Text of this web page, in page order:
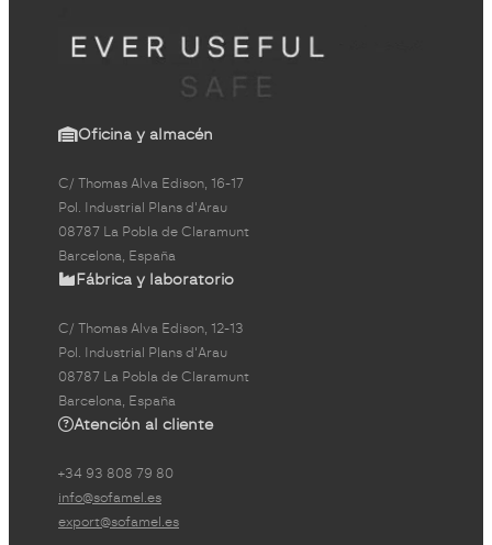
Oficina y almacén
C/ Thomas Alva Edison, 16-17
Pol. Industrial Plans d'Arau
08787 La Pobla de Claramunt
Barcelona, España
Fábrica y laboratorio
C/ Thomas Alva Edison, 12-13
Pol. Industrial Plans d'Arau
08787 La Pobla de Claramunt
Barcelona, España
Atención al cliente
+34 93 808 79 80
info@sofamel.es
export@sofamel.es